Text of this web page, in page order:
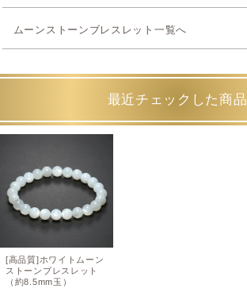
ムーンストーンブレスレット一覧へ
最近チェックした商品
[高品質]ホワイトムーン
ストーンブレスレット
（約8.5mm玉）